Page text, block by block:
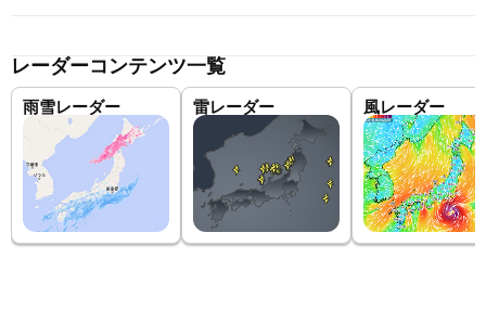
レーダーコンテンツ一覧
雨雪レーダー 雷レーダー 風レーダー